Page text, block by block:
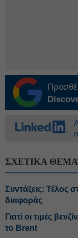
ΣΧΕΤΙΚΑ
Συντάξεις: Τέλος
διαφοράς
Γιατί οι τιμές
το Brent